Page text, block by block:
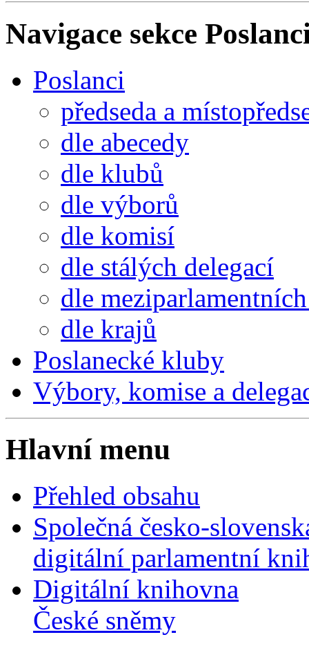
Navigace sekce
Poslanci
předseda a
dle abecedy
dle klubů
dle výborů
dle komisí
dle stálých delegací
dle
dle krajů
Poslanecké kluby
Výbory, komise a
Hlavní menu
Přehled obsahu
Společná česko-
digitální parlamentní
Digitální knihovna
České sněmy